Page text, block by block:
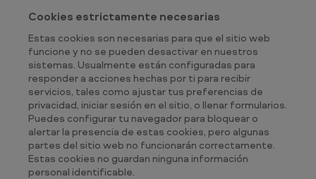
Cookies estrictamente necesarias
Estas cookies son necesarias para que el sitio web
funcione y no se pueden desactivar en nuestros
sistemas. Usualmente están configuradas para
responder a acciones hechas por ti para recibir
servicios, tales como ajustar tus preferencias de
privacidad, iniciar sesión en el sitio, o llenar formularios.
Puedes configurar tu navegador para bloquear o
alertar la presencia de estas cookies, pero algunas
partes del sitio web no funcionarán correctamente.
Estas cookies no guardan ninguna información
personal identificable.